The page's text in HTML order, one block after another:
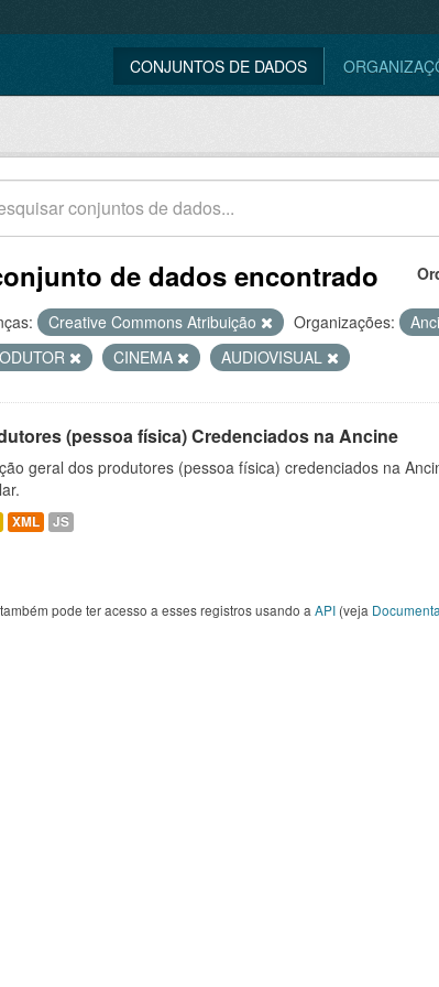
CONJUNTOS DE DADOS
de dados encontrado
Creative Commons Atribuição Organizações:
CINEMA AUDIOVISUAL
(pessoa física) Credenciados na Ancine
geral dos produtores (pessoa física) credenciados na
XML JS
pode ter acesso a esses registros usando a API (veja